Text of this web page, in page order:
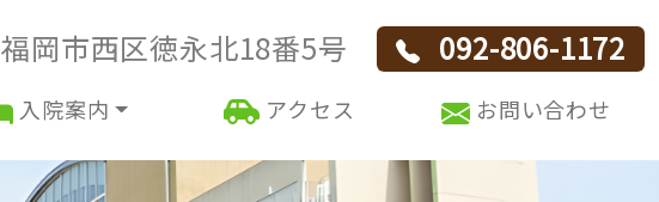
福岡市西区徳永北18番5号 092-806-1172
入院案内 アクセス お問い合わせ